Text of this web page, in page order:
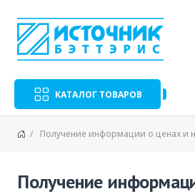
КАТАЛОГ ТОВАРОВ
Получение информации о ценах и
Получение